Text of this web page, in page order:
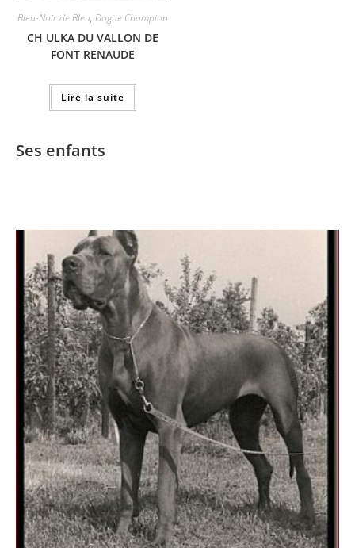
Bleu-Noir de Bleu, Dogue Champion
CH ULKA DU VALLON DE
FONT RENAUDE
Lire la suite
Ses enfants